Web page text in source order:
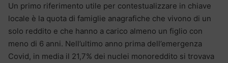
Un primo riferimento utile per contestualizzare in chiave
locale è la quota di famiglie anagrafiche che vivono di un
solo reddito e che hanno a carico almeno un figlio con
meno di 6 anni. Nell’ultimo anno prima dell’emergenza
Covid, in media il 21,7% dei nuclei monoreddito si trovava